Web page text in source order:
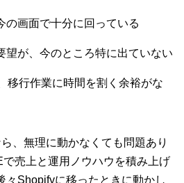
の画面で十分に回っている
望が、今のところ特に出ていない
移行作業に時間を割く余裕がな
、無理に動かなくても問題あり
売上と運用ノウハウを積み上げ
々Shopifyに移ったときに動かし